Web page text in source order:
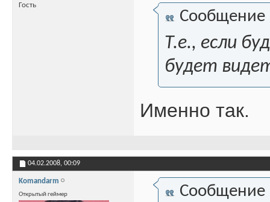
Гость
Сообщение
Т.е., если
будет
Именно так.
04.02.2008, 00:09
Komandarm
Открытый геймер Сообщение